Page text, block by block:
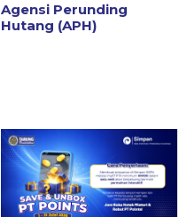
Agensi Perunding
Hutang (APH)